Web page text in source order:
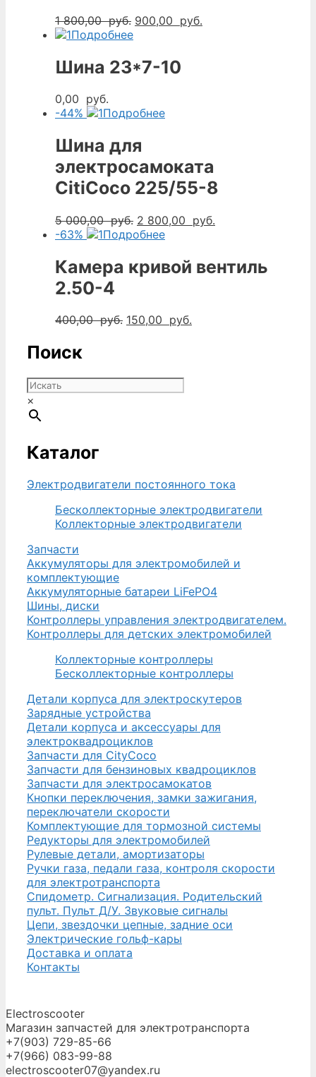
1 800,00руб. Первоначальная
1
800,00
900,00 руб.
Подробнее
Шина 23*7-10
0,00 руб.
-44%
Подробнее
Шина для
электросамоката
CitiCoco 225/55-8
5 000,00руб. Первоначальная
цена
5
000,00
2 800,00 руб.
800,00
руб..
-63% Подробнее
Камера кривой вентиль
2.50-4
400,00руб. Первоначальная
руб..
150,00 руб.
Поиск
×
Каталог
Электродвигатели постоянного тока
Бесколлекторные электродвигатели
Коллекторные электродвигатели
Запчасти
Аккумуляторы для электромобилей и
комплектующие
Аккумуляторные батареи LiFePO4
Шины, диски
Контроллеры управления электродвигателем.
Контроллеры для детских электромобилей
Коллекторные контроллеры
Бесколлекторные контроллеры
Детали корпуса для электроскутеров
Зарядные устройства
Детали корпуса и аксессуары для
электроквадроциклов
Запчасти для CityCoco
Запчасти для бензиновых квадроциклов
Запчасти для электросамокатов
Кнопки переключения, замки зажигания,
переключатели скорости
Комплектующие для тормозной системы
Редукторы для электромобилей
Рулевые детали, амортизаторы
Ручки газа, педали газа, контроля скорости
для электротранспорта
Спидометр. Сигнализация. Родительский
пульт. Пульт Д/У. Звуковые сигналы
Цепи, звездочки цепные, задние оси
Электрические гольф-кары
Доставка и оплата
Контакты
Electroscooter
Магазин запчастей для электротранспорта
+7(903) 729-85-66
+7(966) 083-99-88
electroscooter07@yandex.ru